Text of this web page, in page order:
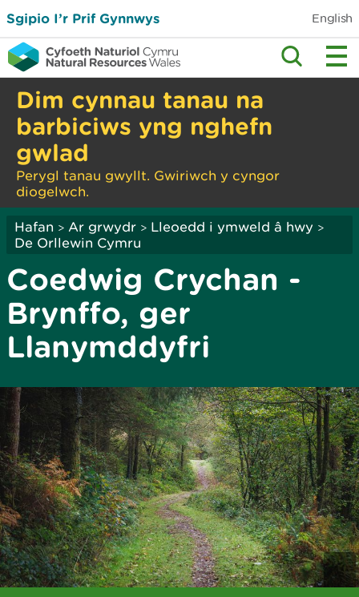
Sgipio I’r Prif Gynnwys English
Dim cynnau tanau na
barbiciws yng nghefn
gwlad
Perygl tanau gwyllt. Gwiriwch y cyngor
diogelwch.
Hafan > Ar grwydr > Lleoedd i ymweld â hwy >
De Orllewin Cymru
Coedwig Crychan -
Brynffo, ger
Llanymddyfri